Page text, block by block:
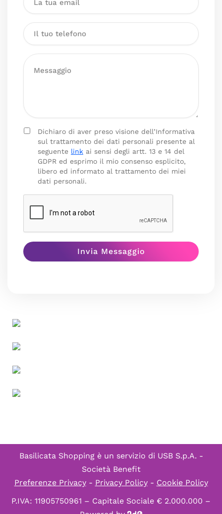
Dichiaro di aver preso visione dell’Informativa
sul trattamento dei dati personali presente al
seguente link ai sensi degli artt. 13 e 14 del
GDPR ed esprimo il mio consenso esplicito,
libero ed informato al trattamento dei miei
dati personali.
Basilicata Shopping è un servizio di USB S.p.A. -
Società Benefit
Preferenze Privacy- Privacy Policy- Cookie Policy
P.IVA: 11905750961 – Capitale Sociale € 2.000.000 –